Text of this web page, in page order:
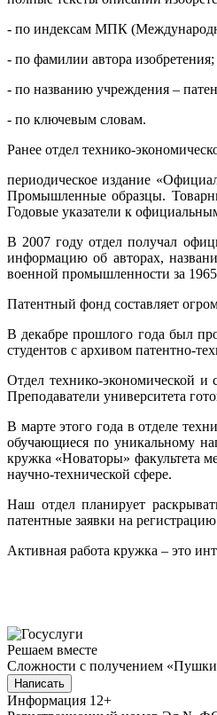
- по индексам МПК
- по фамилии автора изобретения;
- по названию учреждения –
- по ключевым словам.
Ранее отдел технико-
периодическое издание
Промышленные образцы.
Годовые указатели к
В 2007 году отдел получал
информацию об авторах,
военной промышленности за
Патентный фонд составляет
В декабре прошлого года был
студентов с архивом патентно-
Отдел технико-экономической и
Преподаватели университета
В марте этого года в отделе
обучающиеся по уникальному
кружка «Новаторы» факультета
научно-технической сфере.
Наш отдел планирует
патентные заявки на
Активная работа кружка – это
Решаем вместе
Сложности с получением
Написать
Информация 12+